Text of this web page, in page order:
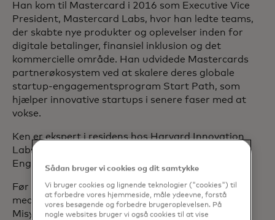
Han kom til Mastercard i 2016 som Executive Vice
President, Mastercard Labs, hvor han ledte teams,
der skabte nye produkter og oplevelser inden for
digitale betalinger, finansiel inklusion og det
kommercielle område. Han udvidede Mastercards
partnerøkosystem ved at skalere deres globale
startup-engagementsprogram Start Path, som
hjælper innovative startups i senere faser med at
vokse.
Ken er ekspert i residens hos Harvard Innovation
Labs på Harvard John A. Paulson School of
Engineering and Applied Sciences.
Før Ken kom til Mastercard, havde han stillinger
med stigende anciennitet hos Citi, Accenture og
Misys. Han har over 25 års erfaring inden for
Sådan bruger vi cookies og dit samtykke
Vi bruger cookies og lignende teknologier ("cookies") til
at forbedre vores hjemmeside, måle ydeevne, forstå
vores besøgende og forbedre brugeroplevelsen. På
nogle websites bruger vi også cookies til at vise